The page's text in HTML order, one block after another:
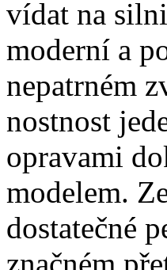
vídat na
moderní a
nepatrném
nostnost
opravami
modelem.
dostatečné
značném